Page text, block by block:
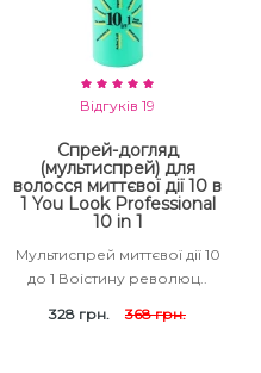
Відгуків 19
Спрей-догляд
(мультиспрей) для
волосся миттєвої дії 10 в
1 You Look Professional
10 in 1
Мультиспрей миттєвої дії 10
до 1 Воістину революц..
328 грн.
368 грн.